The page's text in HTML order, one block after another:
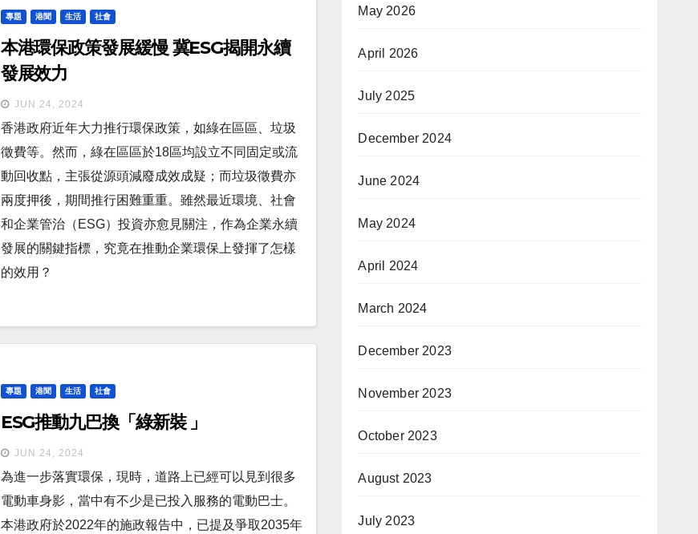
專題 港聞 生活 社會
本港環保政策發展緩慢 冀ESG揭開永續
發展效力
JUN 24, 2024
香港政府近年大力推行環保政策，如綠在區區、垃圾
徵費等。然而，綠在區區於18區均設立不同固定或流
動回收點，主張從源頭減廢成效成疑；而垃圾徵費亦
兩度押後，期間推行困難重重。雖然最近環境、社會
和企業管治（ESG）投資亦愈見關注，作為企業永續
發展的關鍵指標，究竟在推動企業環保上發揮了怎樣
的效用？
專題 港聞 生活 社會
ESG推動九巴換「綠新裝 」
JUN 24, 2024
為進一步落實環保，現時，道路上已經可以見到很多
電動車身影，當中有不少是已投入服務的電動巴士。
本港政府於2022年的施政報告中，已提及爭取2035年
May 2026
April 2026
July 2025
December 2024
June 2024
May 2024
April 2024
March 2024
December 2023
November 2023
October 2023
August 2023
July 2023